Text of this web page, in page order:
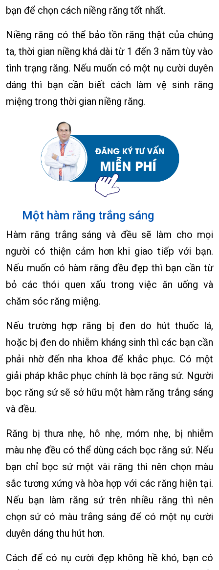
bạn để chọn cách niềng răng tốt nhất.
Niềng răng có thể bảo tồn răng thật của chúng
ta, thời gian niềng khá dài từ 1 đến 3 năm tùy vào
tình trạng răng. Nếu muốn có một nụ cười duyên
dáng thì bạn cần biết cách làm vệ sinh răng
miệng trong thời gian niềng răng.
Một hàm răng trắng sáng
Hàm răng trắng sáng và đều sẽ làm cho mọi
người có thiện cảm hơn khi giao tiếp với bạn.
Nếu muốn có hàm răng đều đẹp thì bạn cần từ
bỏ các thói quen xấu trong việc ăn uống và
chăm sóc răng miệng.
Nếu trường hợp răng bị đen do hút thuốc lá,
hoặc bị đen do nhiễm kháng sinh thì các bạn cần
phải nhờ đến nha khoa để khắc phục. Có một
giải pháp khắc phục chính là bọc răng sứ. Người
bọc răng sứ sẽ sở hữu một hàm răng trắng sáng
và đều.
Răng bị thưa nhẹ, hô nhẹ, móm nhẹ, bị nhiễm
màu nhẹ đều có thể dùng cách bọc răng sứ. Nếu
bạn chỉ bọc sứ một vài răng thì nên chọn màu
sắc tương xứng và hòa hợp với các răng hiện tại.
Nếu bạn làm răng sứ trên nhiều răng thì nên
chọn sứ có màu trắng sáng để có một nụ cười
duyên dáng thu hút hơn.
Cách để có nụ cười đẹp không hề khó, bạn có